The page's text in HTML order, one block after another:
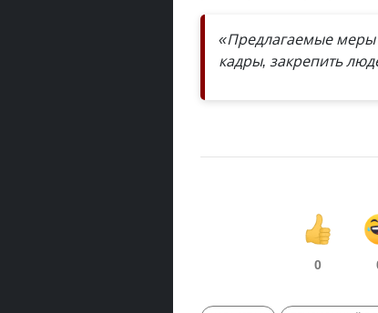
«Предлагаемые меры
кадры, закрепить
0